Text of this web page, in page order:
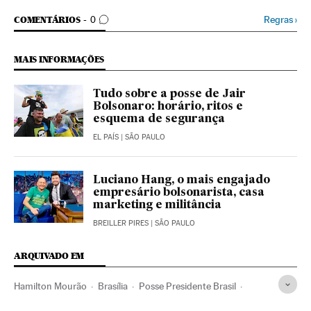
COMENTÁRIOS 0
COMENTÁRIOS Regras›
MAIS INFORMAÇÕES
Tudo sobre a posse de Jair
Bolsonaro: horário, ritos e
esquema de segurança
EL PAÍS | SÃO PAULO
Luciano Hang, o mais engajado
empresário bolsonarista, casa
marketing e militância
BREILLER PIRES | SÃO PAULO
ARQUIVADO EM
Hamilton Mourão Brasília Posse Presidente Brasil